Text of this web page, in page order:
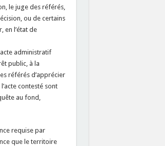
le juge des référés,
ou de certains
en l’état de
acte administratif
public, à la
référés d’apprécier
contesté sont
au fond,
requise par
que le territoire